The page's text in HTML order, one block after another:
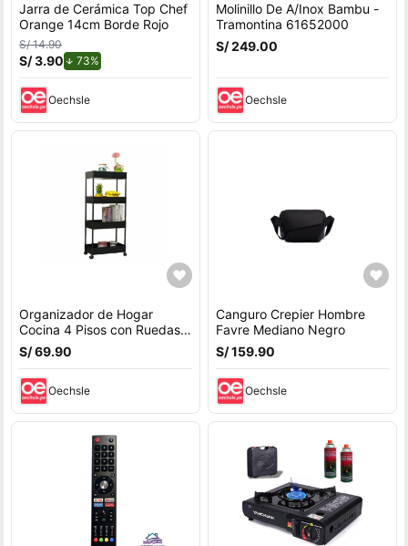
Jarra de Cerámica Top Chef
Orange 14cm Borde Rojo
S/ 14.90
S/ 3.90 73%
Oechsle
Molinillo De A/Inox Bambu -
Tramontina 61652000
S/ 249.00
Oechsle
Organizador de Hogar
Cocina 4 Pisos con Ruedas
Negro Verdulero Frutero
S/ 69.90
Oechsle
Canguro Crepier Hombre
Favre Mediano Negro
S/ 159.90
Oechsle